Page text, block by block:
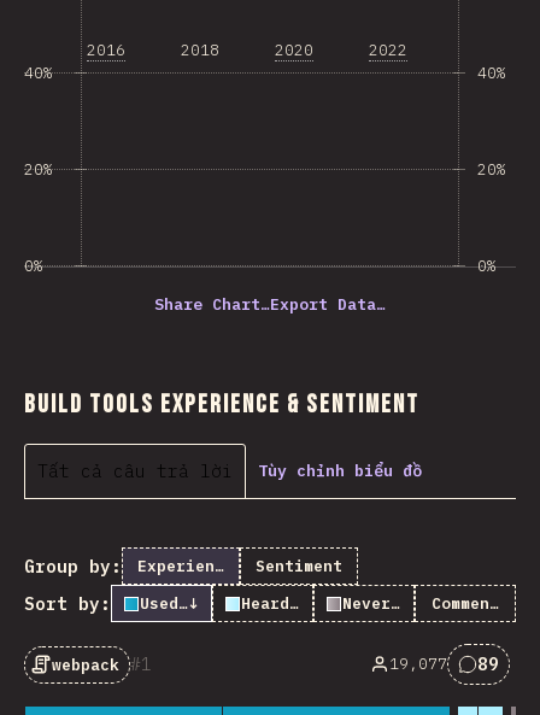
0%
20%
40%
2016 2018 2020 2022
0%
20%
40%
Share Chart…Export Data…
Build Tools Experience & Sentiment
Tất cả câu trả lời Tùy chỉnh biểu đồ
Group by: Experience Sentiment
Sort by: Used it
↓ Heard of itNever heard of it
Comments
1
webpack 19,077
Nhận
89